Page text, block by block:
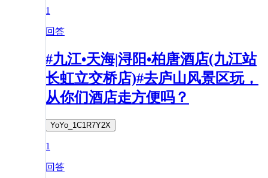
1
回答
#九江•天海|浔阳•柏唐酒店(九江站
长虹立交桥店)#去庐山风景区玩，
从你们酒店走方便吗？
YoYo_1C1R7Y2X
1
回答